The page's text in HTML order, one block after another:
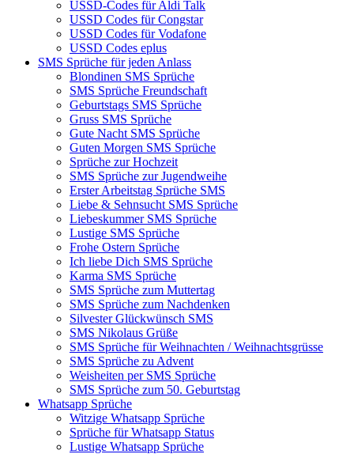
USSD-Codes für Aldi Talk
USSD Codes für Congstar
USSD Codes für Vodafone
USSD Codes eplus
SMS Sprüche für jeden Anlass
Blondinen SMS Sprüche
SMS Sprüche Freundschaft
Geburtstags SMS Sprüche
Gruss SMS Sprüche
Gute Nacht SMS Sprüche
Guten Morgen SMS Sprüche
Sprüche zur Hochzeit
SMS Sprüche zur Jugendweihe
Erster Arbeitstag Sprüche SMS
Liebe & Sehnsucht SMS Sprüche
Liebeskummer SMS Sprüche
Lustige SMS Sprüche
Frohe Ostern Sprüche
Ich liebe Dich SMS Sprüche
Karma SMS Sprüche
SMS Sprüche zum Muttertag
SMS Sprüche zum Nachdenken
Silvester Glückwünsch SMS
SMS Nikolaus Grüße
SMS Sprüche für Weihnachten / Weihnachtsgrüsse
SMS Sprüche zu Advent
Weisheiten per SMS Sprüche
SMS Sprüche zum 50. Geburtstag
Whatsapp Sprüche
Witzige Whatsapp Sprüche
Sprüche für Whatsapp Status
Lustige Whatsapp Sprüche